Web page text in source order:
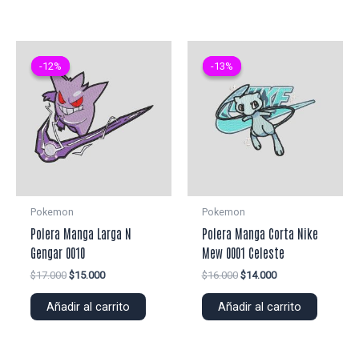
-12%
-12%
Pokemon
Polera Manga Larga N
Gengar 0010
$17.000 El
original
$15.000El
actual
Añadir al carrito
-13%
-13%
Pokemon
Polera Manga Corta Nike
Mew 0001 Celeste
$16.000 El
original
$14.000El
actual
Añadir al carrito